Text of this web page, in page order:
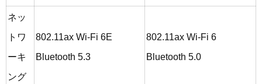
ネッ
トワ
ーキ
ング
802.11ax Wi-Fi 6E
Bluetooth 5.3
802.11ax Wi-Fi 6
Bluetooth 5.0